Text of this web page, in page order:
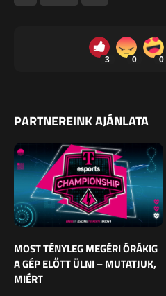
3 0 0
PARTNEREINK AJÁNLATA
MOST TÉNYLEG MEGÉRI ÓRÁKIG
A GÉP ELŐTT ÜLNI – MUTATJUK,
MIÉRT